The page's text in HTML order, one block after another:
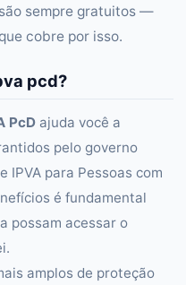
sempre gratuitos —
cobre por isso.
pcd?
PcD ajuda você a
pelo governo
IPVA para Pessoas com
é fundamental
possam acessar o
amplos de proteção